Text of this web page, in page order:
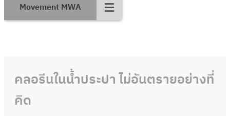
Movement MWA
คลอรีนในน้ำประปา ไม่อันตรายอย่างที่
คิด